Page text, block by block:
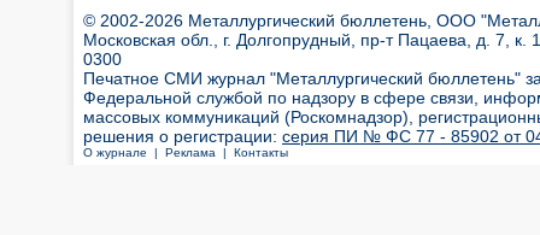
© 2002-2026 Металлургический бюллетень, ООО
Московская обл., г. Долгопрудный, пр-т Пацаева, д. 7,
0300
Печатное СМИ журнал "Металлургический бюллетень"
Федеральной службой по надзору в сфере связи,
массовых коммуникаций (Роскомнадзор),
решения о регистрации: серия ПИ № ФС 77 - 85902 от 04
О журнале | Реклама | Контакты